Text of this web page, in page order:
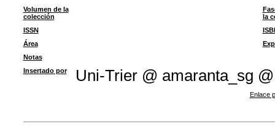
Volumen de la
colección
la
ISSN
Área
Notas
Insertado por
Uni-Trier @ amaranta_sg
Enlace